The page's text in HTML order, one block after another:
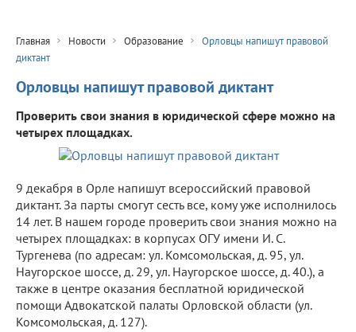
Главная Новости Образование
Орловцы напишут правовой
диктант
Орловцы напишут правовой диктант
Проверить свои знания в юридической сфере можно на
четырех площадках.
9 декабря в Орле напишут всероссийский правовой
диктант. За парты смогут сесть все, кому уже исполнилось
14 лет. В нашем городе проверить свои знания можно на
четырех площадках: в корпусах ОГУ имени И. С.
Тургенева (по адресам: ул. Комсомольская, д. 95, ул.
Наугорское шоссе, д. 29, ул. Наугорское шоссе, д. 40.), а
также в центре оказания бесплатной юридической
помощи Адвокатской палаты Орловской области (ул.
Комсомольская, д. 127).